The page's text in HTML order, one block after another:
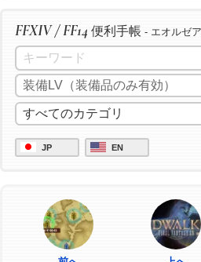
FFXIV / FF14 便利手帳 - エオルゼ
JP EN